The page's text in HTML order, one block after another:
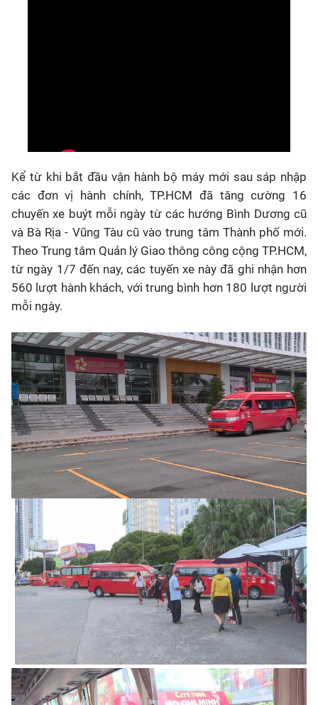
Kể từ khi bắt đầu vận hành bộ máy mới sau sáp nhập
các đơn vị hành chính, TP.HCM đã tăng cường 16
chuyến xe buýt mỗi ngày từ các hướng Bình Dương cũ
và Bà Rịa - Vũng Tàu cũ vào trung tâm Thành phố mới.
Theo Trung tâm Quản lý Giao thông công cộng TP.HCM,
từ ngày 1/7 đến nay, các tuyến xe này đã ghi nhận hơn
560 lượt hành khách, với trung bình hơn 180 lượt người
mỗi ngày.